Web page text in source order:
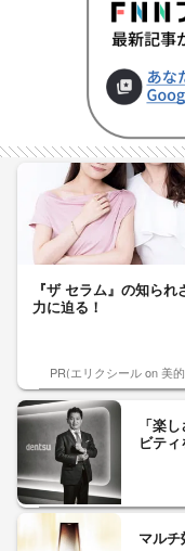
『ザ セラム』の知られ
力に迫る！
PR(エリクシール on 美
「楽
ビティ
マルチ